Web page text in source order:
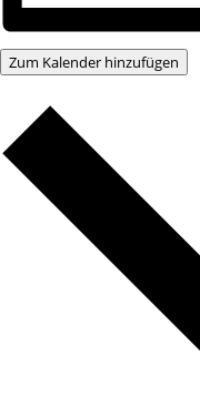
Zum Kalender hinzufügen